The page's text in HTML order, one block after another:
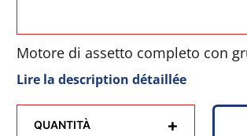
Motore di assetto completo con
Mercury dal 1996 in poi:
- 135 a 200 CV 2.5L 2 tempi
Lire la description détaillée
QUANTITÀ +